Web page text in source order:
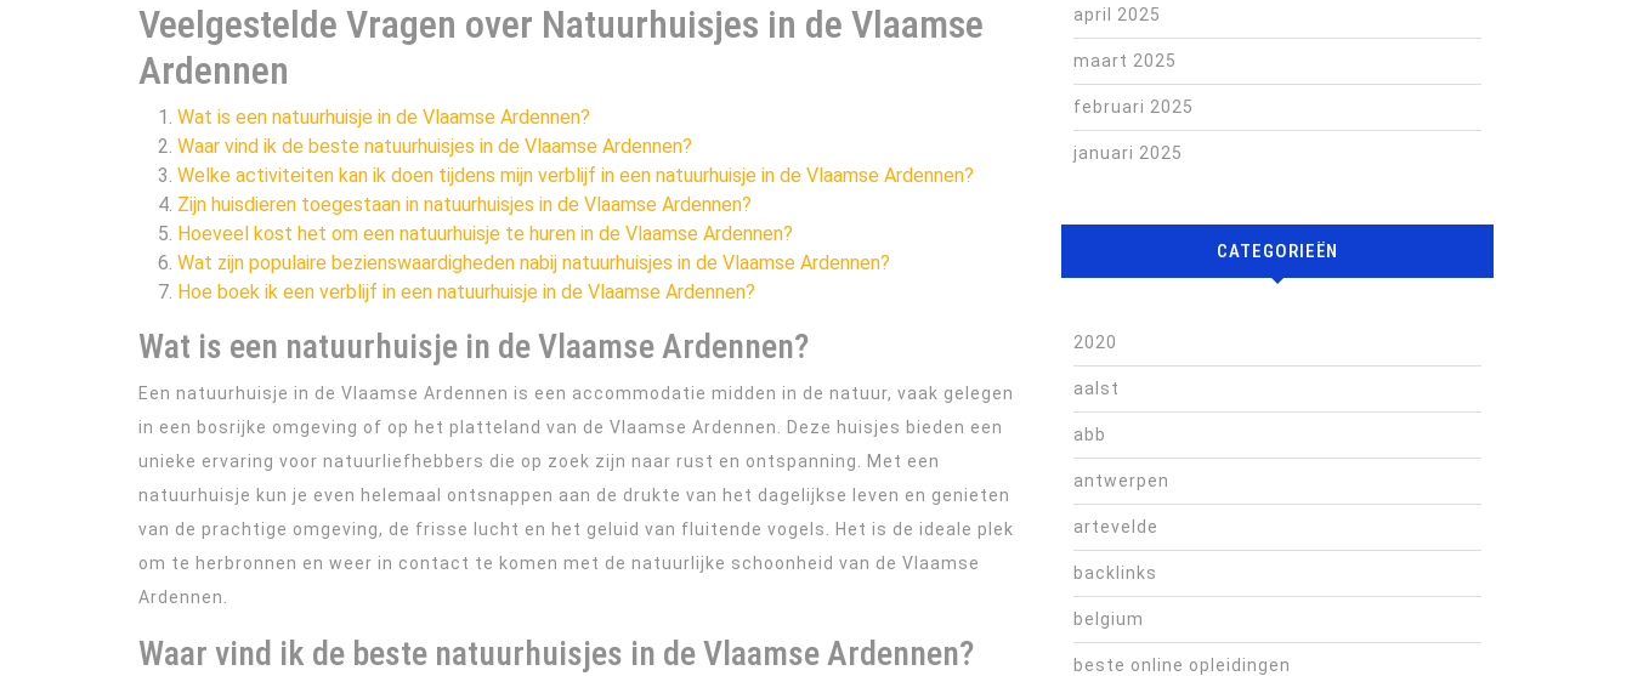
Veelgestelde Vragen over Natuurhuisjes in de Vlaamse
Ardennen
Wat is een natuurhuisje in de Vlaamse Ardennen?
Waar vind ik de beste natuurhuisjes in de Vlaamse Ardennen?
Welke activiteiten kan ik doen tijdens mijn verblijf in een natuurhuisje in de Vlaamse Ardennen?
Zijn huisdieren toegestaan in natuurhuisjes in de Vlaamse Ardennen?
Hoeveel kost het om een natuurhuisje te huren in de Vlaamse Ardennen?
Wat zijn populaire bezienswaardigheden nabij natuurhuisjes in de Vlaamse Ardennen?
Hoe boek ik een verblijf in een natuurhuisje in de Vlaamse Ardennen?
Wat is een natuurhuisje in de Vlaamse Ardennen?
Een natuurhuisje in de Vlaamse Ardennen is een accommodatie midden in de natuur, vaak gelegen
in een bosrijke omgeving of op het platteland van de Vlaamse Ardennen. Deze huisjes bieden een
unieke ervaring voor natuurliefhebbers die op zoek zijn naar rust en ontspanning. Met een
natuurhuisje kun je even helemaal ontsnappen aan de drukte van het dagelijkse leven en genieten
van de prachtige omgeving, de frisse lucht en het geluid van fluitende vogels. Het is de ideale plek
om te herbronnen en weer in contact te komen met de natuurlijke schoonheid van de Vlaamse
Ardennen.
Waar vind ik de beste natuurhuisjes in de Vlaamse Ardennen?
april 2025
maart 2025
februari 2025
januari 2025
CATEGORIEËN
2020
aalst
abb
antwerpen
artevelde
backlinks
belgium
beste online opleidingen